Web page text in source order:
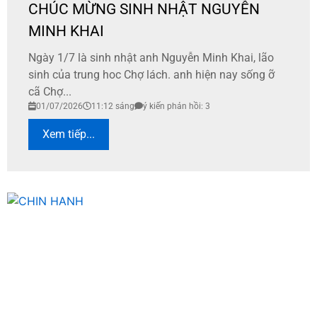
CHÚC MỪNG SINH NHẬT NGUYỄN
MINH KHAI
Ngày 1/7 là sinh nhật anh Nguyễn Minh Khai, lão
sinh của trung hoc Chợ lách. anh hiện nay sống ỡ
cã Chợ...
01/07/2026 11:12 sáng ý kiến phản hồi: 3
Xem tiếp...